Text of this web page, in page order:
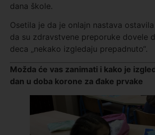
dana škole.
Osetila je da je onlajn nastava
da su zdravstvene preporuke dovele
deca „nekako izgledaju prepadnuto“.
Možda će vas zanimati i kako je
dan u doba korone za đake prvake